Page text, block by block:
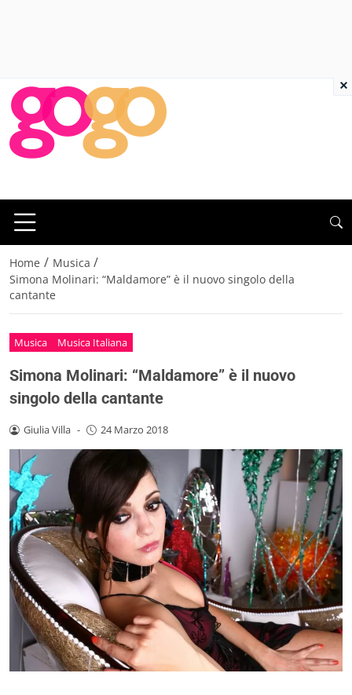
Home / Musica /
Simona Molinari: “Maldamore” è il nuovo singolo della
cantante
Musica Musica Italiana
Simona Molinari: “Maldamore” è il nuovo
singolo della cantante
Giulia Villa - 24 Marzo 2018
×